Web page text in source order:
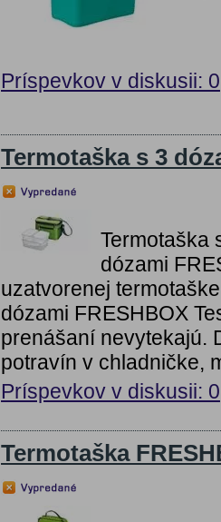
Príspevkov v diskusii: 0
Termotaška s 3
Termotaška
dózami
uzatvorenej
dózami FRESHBOX
prenášaní nevytekajú.
potravín v chladničke,
Príspevkov v diskusii: 0
Termotaška